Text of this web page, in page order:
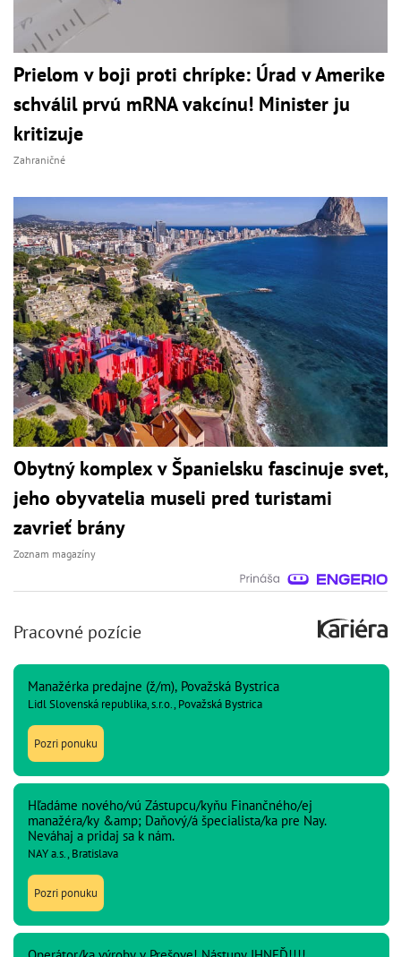
Prielom v boji proti chrípke: Úrad v Amerike
schválil prvú mRNA vakcínu! Minister ju
kritizuje
Zahraničné
Obytný komplex v Španielsku fascinuje svet,
jeho obyvatelia museli pred turistami
zavrieť brány
Zoznam magazíny
Pracovné pozície
Manažérka predajne (ž/m), Považská Bystrica
Lidl Slovenská republika, s.r.o., Považská Bystrica
Pozri ponuku
Hľadáme nového/vú Zástupcu/kyňu Finančného/ej
manažéra/ky &amp; Daňový/á špecialista/ka pre Nay.
Neváhaj a pridaj sa k nám.
NAY a.s., Bratislava
Pozri ponuku